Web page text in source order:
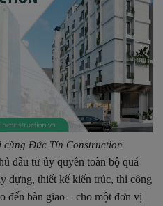
Đức Tín Construction
đầu tư ủy quyền toàn bộ quá
dựng, thiết kế kiến trúc, thi công
đến bàn giao – cho một đơn vị